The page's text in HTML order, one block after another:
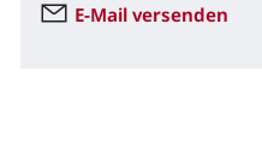
E-Mail versenden